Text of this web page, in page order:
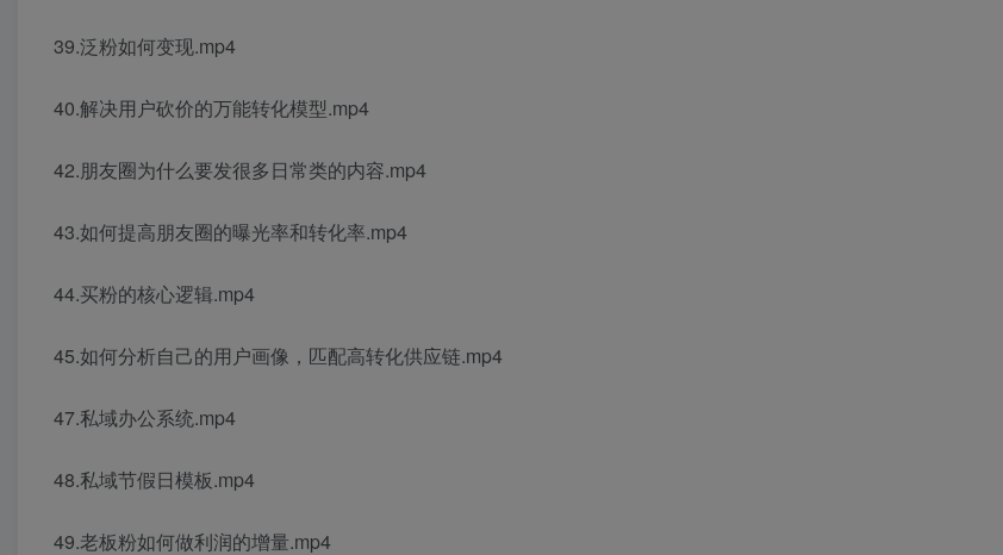
39.泛粉如何变现.mp4
40.解决用户砍价的万能转化模型.mp4
42.朋友圈为什么要发很多日常类的内容.mp4
43.如何提高朋友圈的曝光率和转化率.mp4
44.买粉的核心逻辑.mp4
45.如何分析自己的用户画像，匹配高转化供应链.mp4
47.私域办公系统.mp4
48.私域节假日模板.mp4
49.老板粉如何做利润的增量.mp4